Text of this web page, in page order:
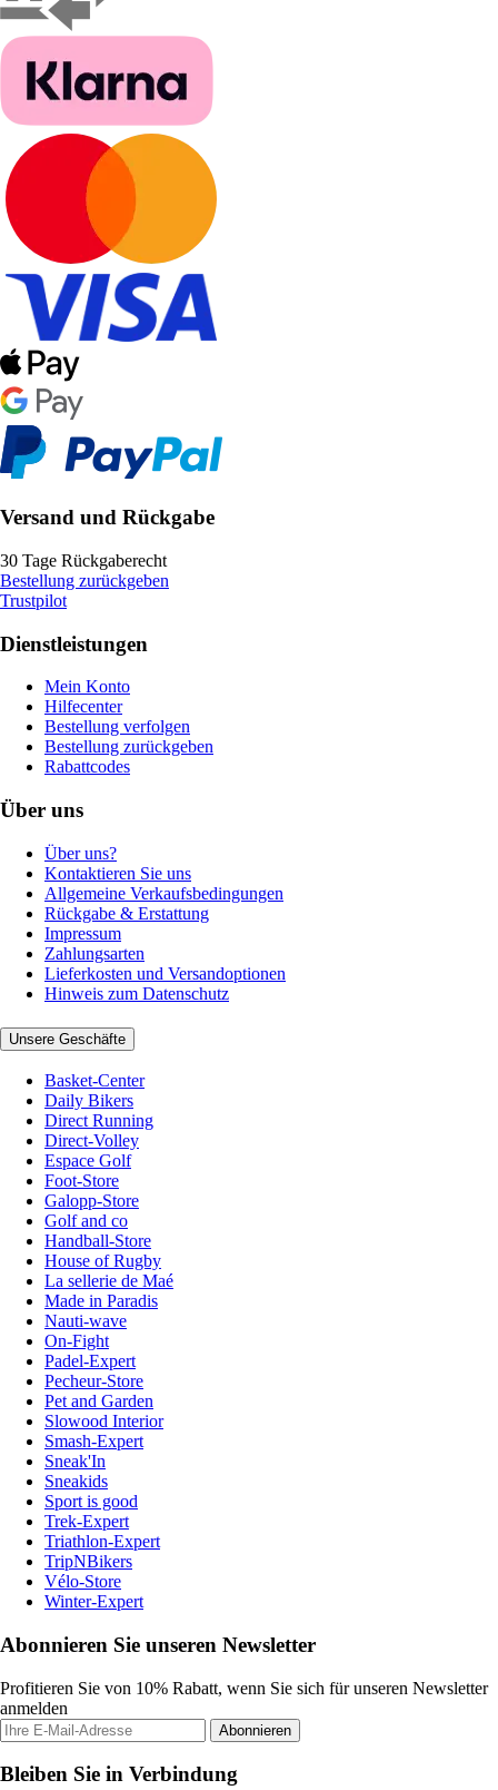
Versand und Rückgabe
30 Tage Rückgaberecht
Bestellung zurückgeben
Trustpilot
Dienstleistungen
Mein Konto
Hilfecenter
Bestellung verfolgen
Bestellung zurückgeben
Rabattcodes
Über uns
Über uns?
Kontaktieren Sie uns
Allgemeine Verkaufsbedingungen
Rückgabe & Erstattung
Impressum
Zahlungsarten
Lieferkosten und Versandoptionen
Hinweis zum Datenschutz
Unsere Geschäfte
Basket-Center
Daily Bikers
Direct Running
Direct-Volley
Espace Golf
Foot-Store
Galopp-Store
Golf and co
Handball-Store
House of Rugby
La sellerie de Maé
Made in Paradis
Nauti-wave
On-Fight
Padel-Expert
Pecheur-Store
Pet and Garden
Slowood Interior
Smash-Expert
Sneak'In
Sneakids
Sport is good
Trek-Expert
Triathlon-Expert
TripNBikers
Vélo-Store
Winter-Expert
Abonnieren Sie unseren Newsletter
Profitieren Sie von 10% Rabatt, wenn Sie sich für unseren Newsletter
anmelden
Abonnieren
Bleiben Sie in Verbindung